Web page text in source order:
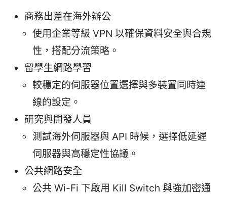
商務出差在海外辦公
使用企業等級 VPN 以確保資料安全與合規
性，搭配分流策略。
留學生網路學習
較穩定的伺服器位置選擇與多裝置同時連
線的設定。
研究與開發人員
測試海外伺服器與 API 時候，選擇低延遲
伺服器與高穩定性協議。
公共網路安全
公共 Wi-Fi 下啟用 Kill Switch 與強加密通